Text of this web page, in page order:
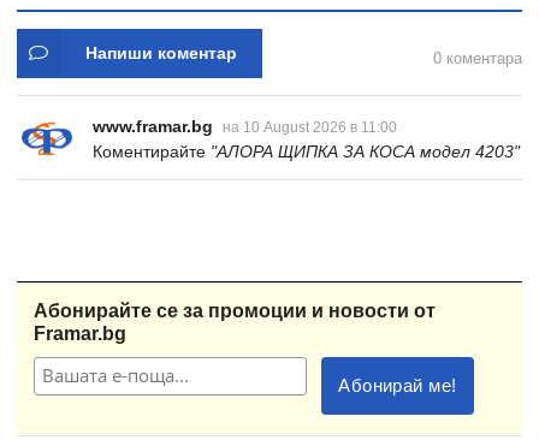
Напиши коментар 0 коментара
www.framar.bg на 10 August 2026 в 11:00
Коментирайте "АЛОРА ЩИПКА ЗА КОСА модел 4203"
Абонирайте се за промоции и новости от
Framar.bg